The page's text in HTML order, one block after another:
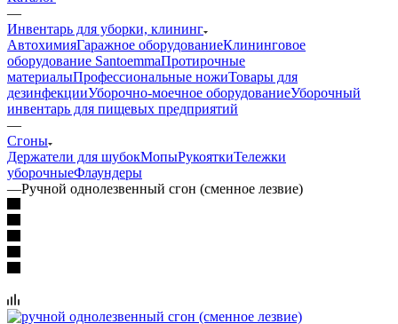
—
Инвентарь для уборки, клининг
АвтохимияГаражное оборудованиеКлининговое
оборудование SantoemmaПротирочные
материалыПрофессиональные ножиТовары для
дезинфекцииУборочно-моечное оборудованиеУборочный
инвентарь для пищевых предприятий
—
Сгоны
Держатели для шубокМопыРукояткиТележки
уборочныеФлаундеры
—Ручной однолезвенный сгон (сменное лезвие)